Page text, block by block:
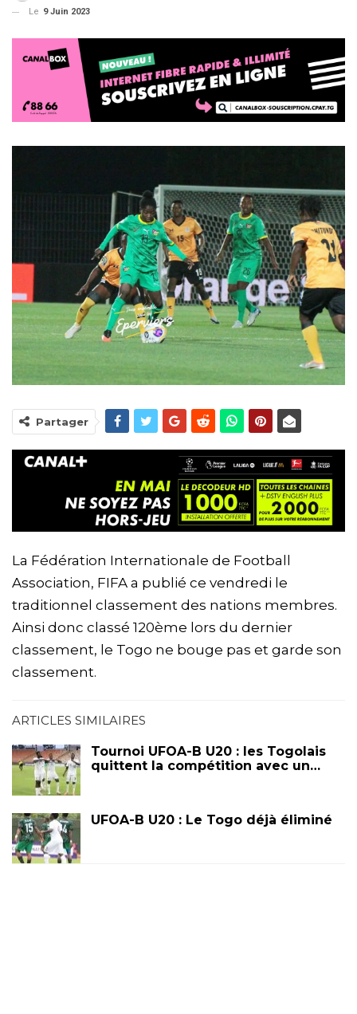
Le 9 Juin 2023
Partager
La Fédération Internationale de Football
Association, FIFA a publié ce vendredi le
traditionnel classement des nations membres.
Ainsi donc classé 120ème lors du dernier
classement, le Togo ne bouge pas et garde son
classement.
ARTICLES SIMILAIRES
Tournoi UFOA-B U20 : les Togolais
quittent la compétition avec un…
UFOA-B U20 : Le Togo déjà éliminé